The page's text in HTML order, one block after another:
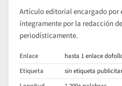
Artículo editorial encargado
íntegramente por la redacción
periodísticamente.
Enlace
hasta 1 enlace
Etiqueta
sin etiqueta